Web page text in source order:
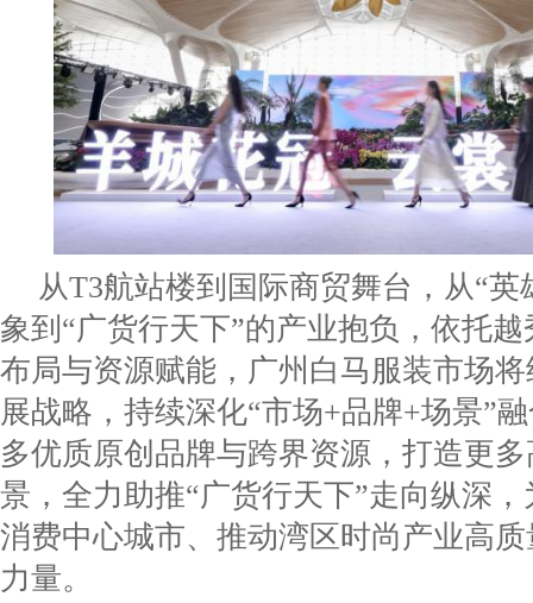
从T3航站楼到国际商贸舞台，从“英
象到“广货行天下”的产业抱负，依托
布局与资源赋能，广州白马服装市场
展战略，持续深化“市场+品牌+场景”
多优质原创品牌与跨界资源，打造更
景，全力助推“广货行天下”走向纵深
消费中心城市、推动湾区时尚产业高
力量。